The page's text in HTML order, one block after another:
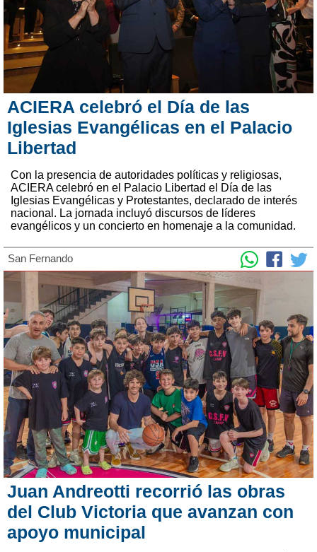
ACIERA celebró el Día de las
Iglesias Evangélicas en el Palacio
Libertad
Con la presencia de autoridades políticas y religiosas,
ACIERA celebró en el Palacio Libertad el Día de las
Iglesias Evangélicas y Protestantes, declarado de interés
nacional. La jornada incluyó discursos de líderes
evangélicos y un concierto en homenaje a la comunidad.
San Fernando
Juan Andreotti recorrió las obras
del Club Victoria que avanzan con
apoyo municipal